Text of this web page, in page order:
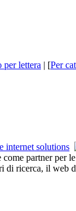
per lettera | [Per
internet solutions
come partner per
di ricerca, il web